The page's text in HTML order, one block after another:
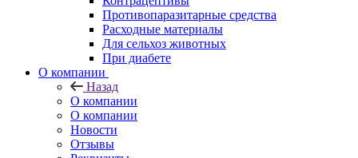
Противопаразитарные средства
Расходные материалы
Для сельхоз животных
При диабете
О компании
Назад
О компании
О компании
Новости
Отзывы